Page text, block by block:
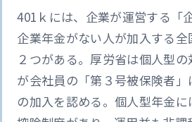
401ｋには、企業が運営する「
企業年金がない人が加入する
２つがある。厚労省は個人型
が会社員の「第３号被保険者
の加入を認める。個人型年金